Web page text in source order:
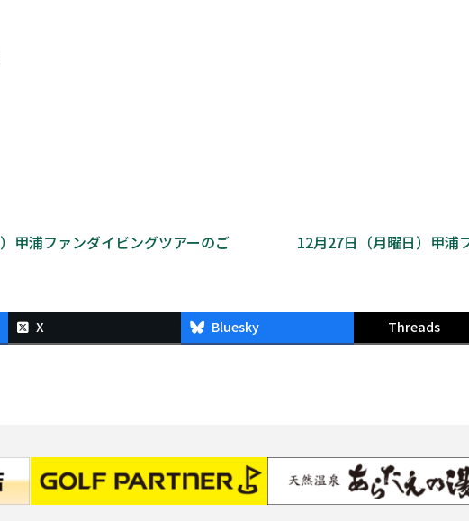
甲浦ファンダイビングツアーのご
12月27日（月曜日）甲浦
X Bluesky Threads